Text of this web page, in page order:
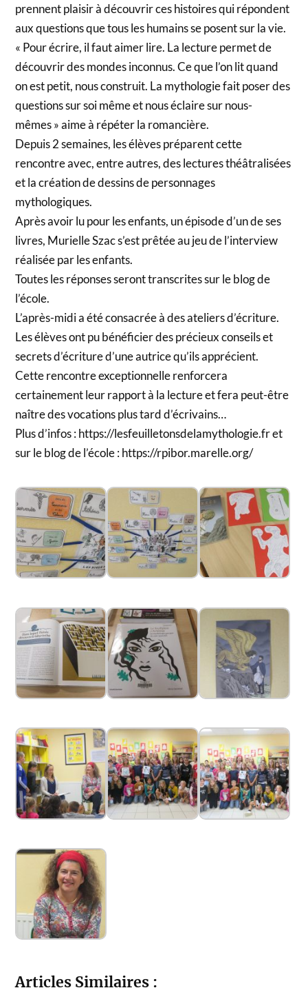
prennent plaisir à découvrir ces histoires qui répondent
aux questions que tous les humains se posent sur la vie.
« Pour écrire, il faut aimer lire. La lecture permet de
découvrir des mondes inconnus. Ce que l’on lit quand
on est petit, nous construit. La mythologie fait poser des
questions sur soi même et nous éclaire sur nous-
mêmes » aime à répéter la romancière.
Depuis 2 semaines, les élèves préparent cette
rencontre avec, entre autres, des lectures théâtralisées
et la création de dessins de personnages
mythologiques.
Après avoir lu pour les enfants, un épisode d’un de ses
livres, Murielle Szac s’est prêtée au jeu de l’interview
réalisée par les enfants.
Toutes les réponses seront transcrites sur le blog de
l’école.
L’après-midi a été consacrée à des ateliers d’écriture.
Les élèves ont pu bénéficier des précieux conseils et
secrets d’écriture d’une autrice qu’ils apprécient.
Cette rencontre exceptionnelle renforcera
certainement leur rapport à la lecture et fera peut-être
naître des vocations plus tard d’écrivains…
Plus d’infos : https://lesfeuilletonsdelamythologie.fr et
sur le blog de l’école : https://rpibor.marelle.org/
Articles Similaires :